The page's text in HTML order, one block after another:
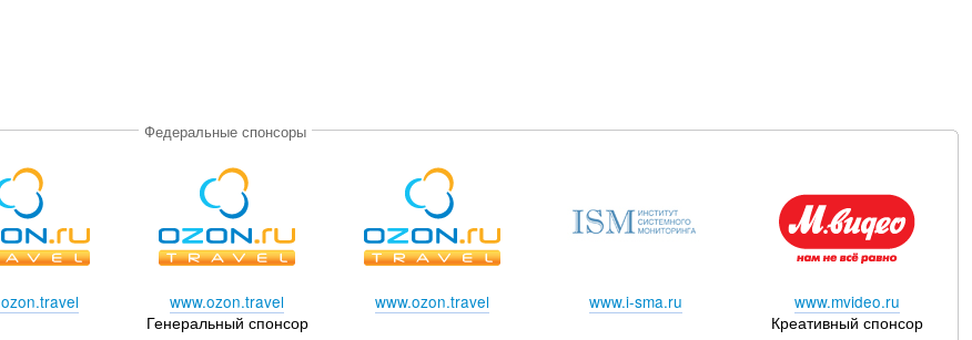
Федеральные спонсоры
www.ozon.travel
Генеральный спонсор
www.ozon.travel www.i-sma.ru
www.mvideo.ru
Креативный спонсор